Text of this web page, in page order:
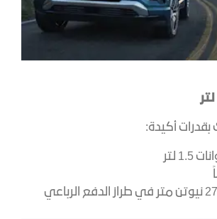
بقدرات أكيدة:
عزم الدوران 275 نيوتن متر في طراز الدفع الرباعي